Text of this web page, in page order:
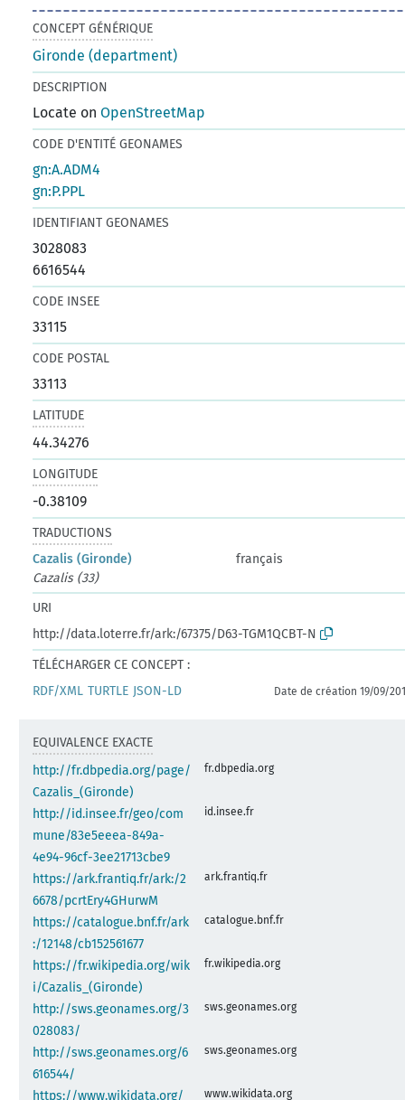
CONCEPT GÉNÉRIQUE
Gironde (department)
DESCRIPTION
Locate onOpenStreetMap
CODE D'ENTITÉ GEONAMES
gn:A.ADM4
gn:P.PPL
IDENTIFIANT GEONAMES
3028083
6616544
CODE INSEE
33115
CODE POSTAL
33113
LATITUDE
44.34276
LONGITUDE
-0.38109
TRADUCTIONS
Cazalis (Gironde)
français
Cazalis (33)
URI
http://data.loterre.fr/ark:/67375/D63-TGM1QCBT-N
TÉLÉCHARGER CE CONCEPT :
RDF/XML TURTLE JSON-LD Date de création 19/09/
EQUIVALENCE EXACTE
http://fr.dbpedia.org/page/
Cazalis_(Gironde)
fr.dbpedia.org
http://id.insee.fr/geo/com
mune/83e5eeea-849a-
4e94-96cf-3ee21713cbe9
id.insee.fr
https://ark.frantiq.fr/ark:/2
6678/pcrtEry4GHurwM
ark.frantiq.fr
https://catalogue.bnf.fr/ark
:/12148/cb152561677
catalogue.bnf.fr
https://fr.wikipedia.org/wik
i/Cazalis_(Gironde)
fr.wikipedia.org
http://sws.geonames.org/3
028083/
sws.geonames.org
http://sws.geonames.org/6
616544/
sws.geonames.org
https://www.wikidata.org/
www.wikidata.org